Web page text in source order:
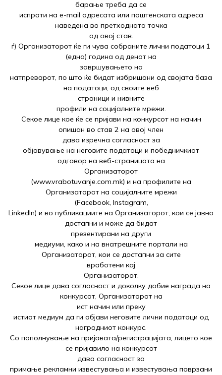
барање треба да се
испрати на e-mail адресата или поштенската адреса
наведена во претходната точка
од овој став.
ѓ) Организаторот ќе ги чува собраните лични податоци 1
(една) година од денот на
завршувањето на
натпреварот, по што ќе бидат избришани од својата база
на податоци, од своите веб
страници и нивните
профили на социјалните мрежи.
Секое лице кое ќе се пријави на конкурсот на начин
опишан во став 2 на овој член
дава изречна согласност за
објавување на неговите податоци и победничкиот
одговор на веб-страницата на
Организаторот
(www.vrabotuvanje.com.mk) и на профилите на
Организаторот на социјалните мрежи
(Facebook, Instagram,
LinkedIn) и во публикациите на Организаторот, кои се јавно
достапни и може да бидат
презентирани на други
медиуми, како и на внатрешните портали на
Организаторот, кои се достапни за сите
вработени кај
Организаторот.
Секое лице дава согласност и доколку добие награда на
конкурсот, Организаторот на
ист начин или преку
истиот медиум да ги објави неговите лични податоци од
наградниот конкурс.
Со пополнување на пријавата/регистрацијата, лицето кое
се пријавило на конкурсот
дава согласност за
примање рекламни известувања и известувања поврзани